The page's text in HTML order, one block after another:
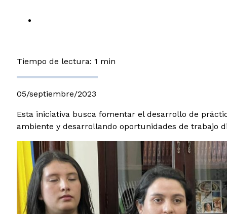
Tiempo de lectura: 1 min
05/septiembre/2023
Esta iniciativa busca fomentar el desarrollo de
ambiente y desarrollando oportunidades de trabajo